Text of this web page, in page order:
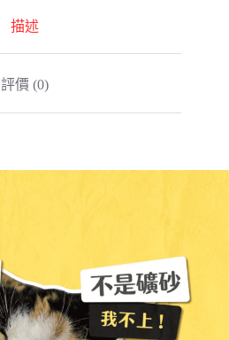
描述
評價 (0)